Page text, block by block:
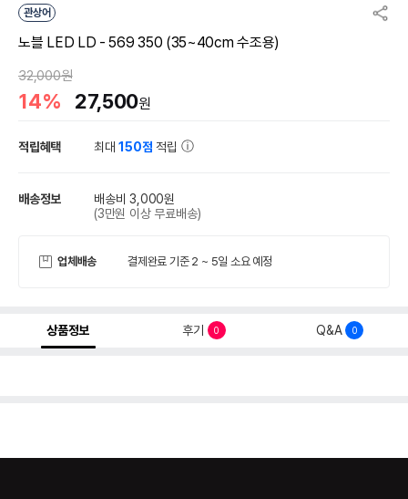
관상어
노블 LED LD - 569 350 (35~40cm 수조용)
32,000원
14% 27,500원
적립혜택 최대150점 적립
배송정보
배송비 3,000원
(3만원 이상 무료배송)
업체배송 결제완료 기준 2 ~ 5일 소요 예정
상품정보 후기 0 Q&A 0